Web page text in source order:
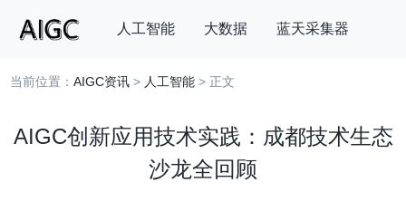
人工智能 大数据 蓝天采集器
搜索
当前位置：AIGC资讯 > 人工智能 > 正文
AIGC创新应用技术实践：成都技术生态
沙龙全回顾